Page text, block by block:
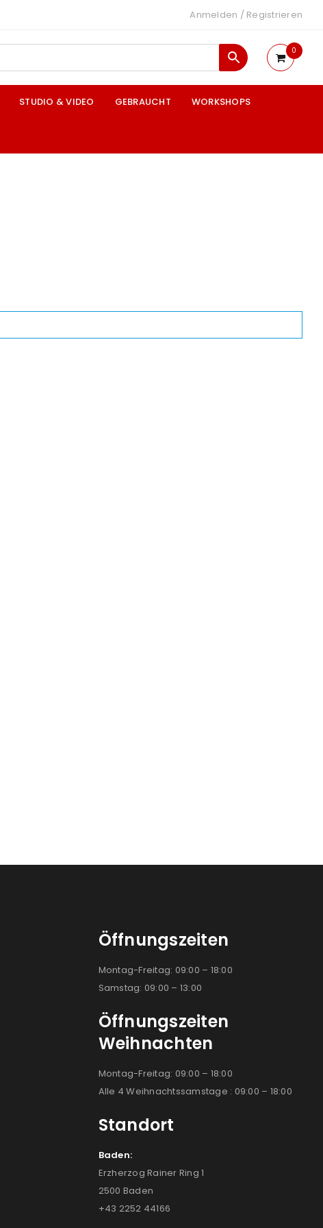
Anmelden / Registrieren
0
STUDIO & VIDEO GEBRAUCHT WORKSHOPS
Öffnungszeiten
Montag-Freitag: 09:00 – 18:00
Samstag: 09:00 – 13:00
Öffnungszeiten
Weihnachten
Montag-Freitag: 09:00 – 18:00
Alle 4 Weihnachtssamstage : 09:00 – 18:00
Standort
Baden:
Erzherzog Rainer Ring 1
2500 Baden
+43 2252 44166